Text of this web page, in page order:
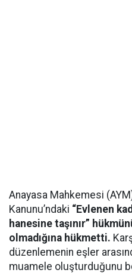
Anayasa Mahkemesi
Kanunu’ndaki “Evlenen
hanesine taşınır”
olmadığına hükmetti.
düzenlemenin eşler
muamele oluşturduğunu